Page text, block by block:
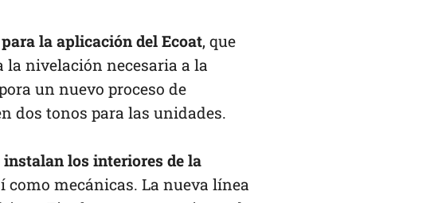
la aplicación del Ecoat, que
nivelación necesaria a la
un nuevo proceso de
dos tonos para las unidades.
instalan los interiores de la
como mecánicas. La nueva línea